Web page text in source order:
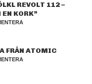
REVOLT 112 –
EN KORK”
FRÅN ATOMIC